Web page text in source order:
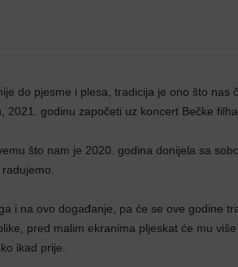
do pjesme i plesa, tradicija je ono što nas
godinu započeti uz koncert Bečke
što nam je 2020. godina donijela sa
i na ovo događanje, pa će se ove godine
pred malim ekranima pljeskat će mu
ikad prije.